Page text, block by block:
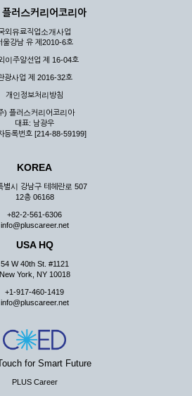
력을 다하여야 합니다.
됩니다. 다만, 관계법령에 의하여 국가
가 있는 경우에는 해당 되지 않습니다.
제기되는 의견이나 불만이 정당하다고
리하여야 하며, 즉시 처리가 곤란한 경
야 합니다.
에 관한 모든 관리의 책임이 있으며
기재내용 중 변경된 내용이 있는 경우
을 회사에 통지하여야 합니다.
번호를 부당하게 사용하는 행위를
에서 타 사이트의 홍보행위를 하지 않
풍약속에 위배되는 내용 혹은 저작권을
.
수하여야 하며, 기타 회사의 업무에 방
아니 됩니다.
에 대한 동의를 철회할 수 있습니다.
러스커리어코리아
외유료직업소개사업
울강남 유 제2010-6호
이주알선업 제 16-04호
광사업 제 2016-32호
개인정보처리방침
) 플러스커리어코리아
대표: 남광우
등록번호 [214-88-59199]
KOREA
별시 강남구 테헤란로 507
12층 06168
+82-2-561-6306
info@pluscareer.net
USA HQ
54 W 40th St. #1121
New York, NY 10018
+1-917-460-1419
info@pluscareer.net
for Smart Future
PLUS Career